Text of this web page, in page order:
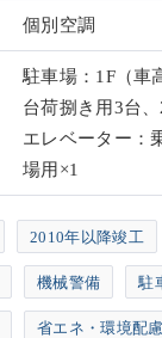
個別空調
駐車場：1F（車
台荷捌き用3台
エレベーター：
場用×1
2010年以降竣工
機械警備 駐
省エネ・環境配慮